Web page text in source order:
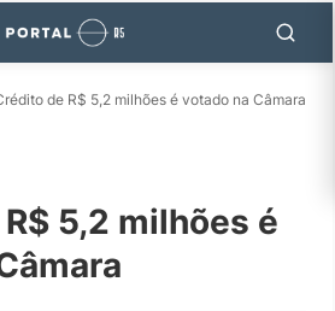
de R$ 5,2 milhões é votado na Câmara
5,2 milhões é